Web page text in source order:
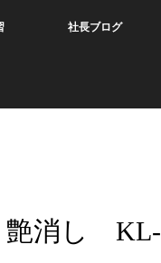
社長ブログ
艶消し KL-